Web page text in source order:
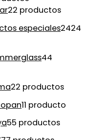
22 productos
especiales2424
44
22 productos
11 producto
55 productos